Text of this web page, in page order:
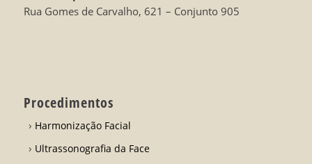
Rua Gomes de Carvalho, 621 – Conjunto 905
Procedimentos
Harmonização Facial
Ultrassonografia da Face